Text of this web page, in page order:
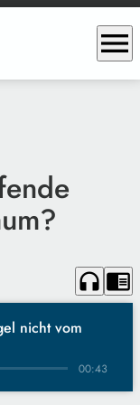
menu
headphones chrome_reader_mode
nicht vom
00:43